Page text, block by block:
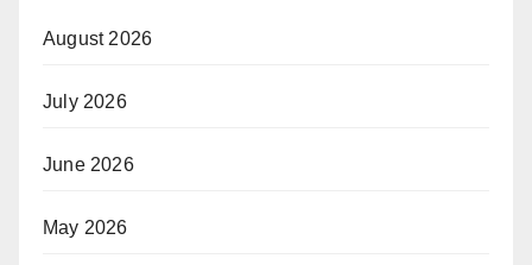
August 2026
July 2026
June 2026
May 2026